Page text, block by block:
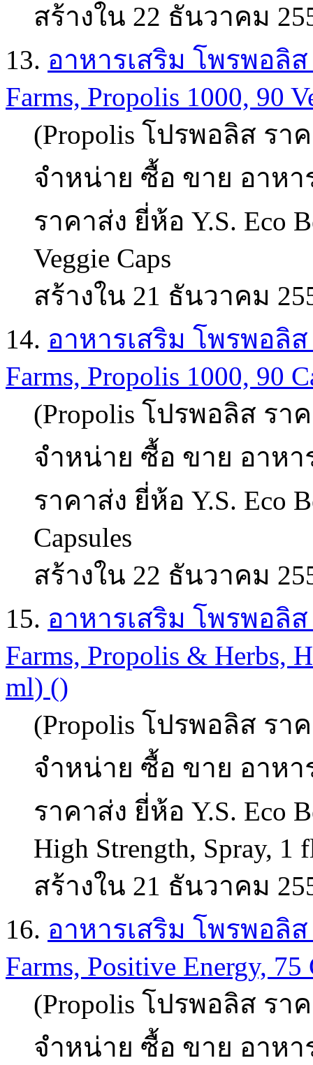
สร้างใน 22 ธันวาคม
13. อาหารเสริม โพรพอลิส
Farms, Propolis 1000, 90
(Propolis โปรพอลิส รา
จำหน่าย ซื้อ ขาย อาหา
ราคาส่ง ยี่ห้อ Y.S. Eco
Veggie Caps
สร้างใน 21 ธันวาคม
14. อาหารเสริม โพรพอลิส
Farms, Propolis 1000, 90
(Propolis โปรพอลิส รา
จำหน่าย ซื้อ ขาย อาหา
ราคาส่ง ยี่ห้อ Y.S. Eco
Capsules
สร้างใน 22 ธันวาคม
15. อาหารเสริม โพรพอลิส
Farms, Propolis & Herbs,
ml) ()
(Propolis โปรพอลิส รา
จำหน่าย ซื้อ ขาย อาหา
ราคาส่ง ยี่ห้อ Y.S. Eco
High Strength, Spray, 1
สร้างใน 21 ธันวาคม
16. อาหารเสริม โพรพอลิส
Farms, Positive Energy, 75
(Propolis โปรพอลิส รา
จำหน่าย ซื้อ ขาย อาหา